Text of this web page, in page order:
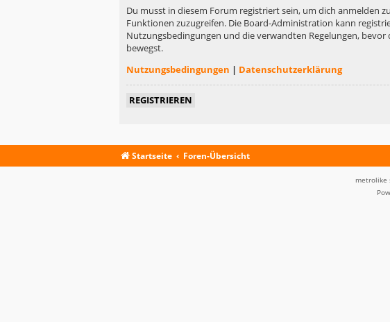
Du musst in diesem Forum registriert sein, um dich anmelden
Funktionen zuzugreifen. Die Board-Administration kann
Nutzungsbedingungen und die verwandten Regelungen,
bewegst.
Nutzungsbedingungen | Datenschutzerklärung
REGISTRIEREN
Startseite Foren-Übersicht
metrolike